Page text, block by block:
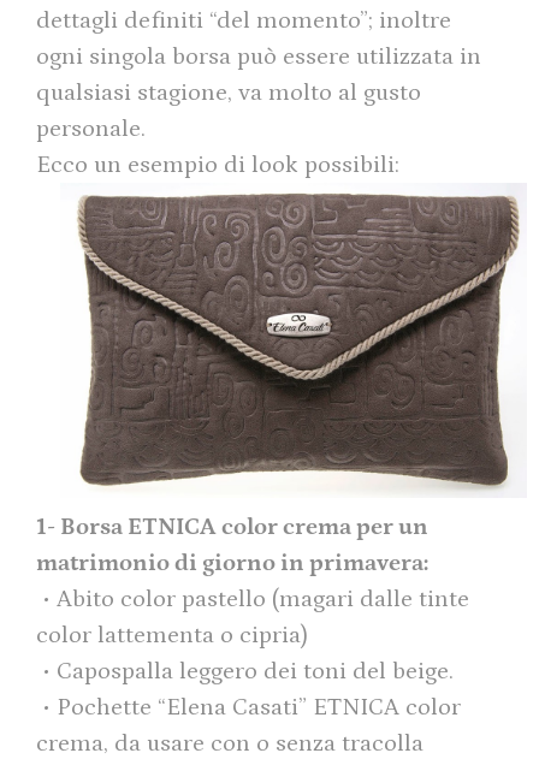
dettagli definiti “del momento”; inoltre
ogni singola borsa può essere utilizzata in
qualsiasi stagione, va molto al gusto
personale.
Ecco un esempio di look possibili:
1- Borsa ETNICA color crema per un
matrimonio di giorno in primavera:
• Abito color pastello (magari dalle tinte
color lattementa o cipria)
• Capospalla leggero dei toni del beige.
• Pochette “Elena Casati” ETNICA color
crema, da usare con o senza tracolla